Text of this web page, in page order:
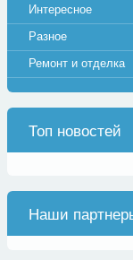
Интересное
Разное
Ремонт и отделка
Топ новостей
Наши